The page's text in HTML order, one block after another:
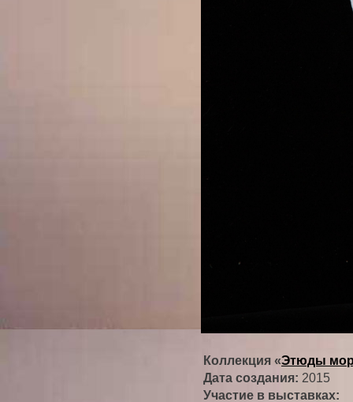
Коллекция «Этюды
Дата создания: 2015
Участие в выставках: